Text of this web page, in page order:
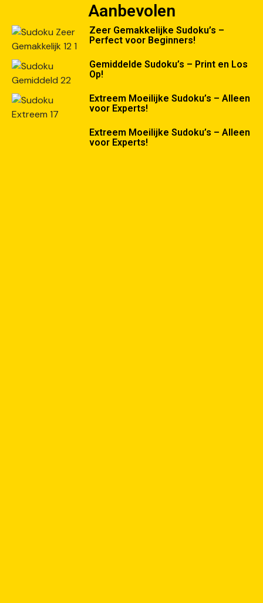
Aanbevolen
Zeer Gemakkelijke Sudoku’s –
Perfect voor Beginners!
Gemiddelde Sudoku’s – Print en Los
Op!
Extreem Moeilijke Sudoku’s – Alleen
voor Experts!
Extreem Moeilijke Sudoku’s – Alleen
voor Experts!